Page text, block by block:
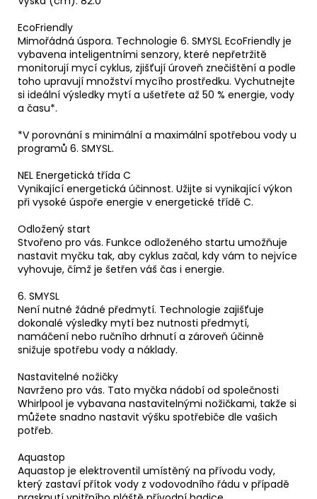
EcoFriendly
Mimořádná úspora. Technologie 6. SMYSL EcoFriendly je
vybavena inteligentními senzory, které nepřetržitě
monitorují mycí cyklus, zjišťují úroveň znečištění a podle
toho upravují množství mycího prostředku. Vychutnejte
si ideální výsledky mytí a ušetřete až 50 % energie, vody
a času*.
*V porovnání s minimální a maximální spotřebou vody u
programů 6. SMYSL.
NEL Energetická třída C
Vynikající energetická účinnost. Užijte si vynikající výkon
při vysoké úspoře energie v energetické třídě C.
Odložený start
Stvořeno pro vás. Funkce odloženého startu umožňuje
nastavit myčku tak, aby cyklus začal, kdy vám to nejvíce
vyhovuje, čímž je šetřen váš čas i energie.
6. SMYSL
Není nutné žádné předmytí. Technologie zajišťuje
dokonalé výsledky mytí bez nutnosti předmytí,
namáčení nebo ručního drhnutí a zároveň účinně
snižuje spotřebu vody a náklady.
Nastavitelné nožičky
Navrženo pro vás. Tato myčka nádobí od společnosti
Whirlpool je vybavana nastavitelnými nožičkami, takže si
můžete snadno nastavit výšku spotřebiče dle vašich
potřeb.
Aquastop
Aquastop je elektroventil umístěný na přívodu vody,
který zastaví přítok vody z vodovodního řádu v případě